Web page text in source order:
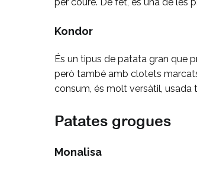
Kondor
És un tipus de patata gran que
però també amb clotets
consum, és molt versàtil, usada
Patates grogues
Monalisa